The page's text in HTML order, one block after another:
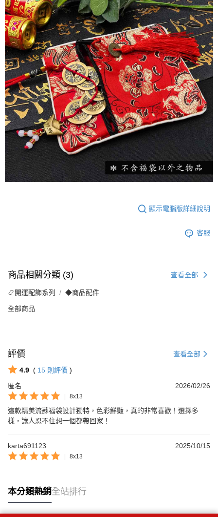
顯示電腦版詳細說明
客服
商品相關分類 (3) 查看全部
📿開運配飾系列 ◆商品配件
全部商品
評價 查看全部
4.9 ( 15 則評價 )
匿名
2026/02/26
| 8x13
這款精美流蘇福袋設計獨特，色彩鮮豔，真的非常喜歡！選擇多
樣，讓人忍不住想一個都帶回家！
karta691123 2025/10/15
| 8x13
本分類熱銷全站排行